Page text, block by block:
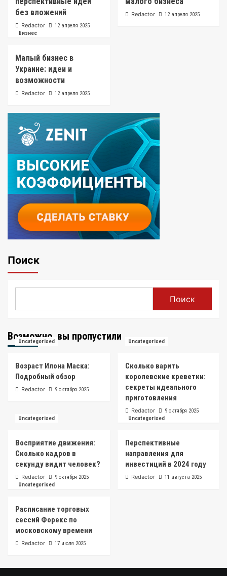
без вложений
Redactor 12 апреля 2025
Redactor 12 апреля 2025
Бизнес
Малый бизнес в
Украине: идеи и
возможности
Redactor 12 апреля 2025
Поиск
Поиск
Возможно, вы пропустили
Uncategorised
Возраст Илона Маска:
Подробный обзор
Redactor 9 октября 2025
Uncategorised
Сколько варить
королевские креветки:
секреты идеального
приготовления
Redactor
9 октября 2025
Uncategorised
Восприятие движения:
Сколько кадров в
секунду видит человек?
Redactor 9 октября 2025
Uncategorised
Перспективные
направления для
инвестиций в 2024 году
Redactor
11 августа 2025
Uncategorised
Расписание торговых
сессий Форекс по
московскому времени
Redactor 17 июля 2025